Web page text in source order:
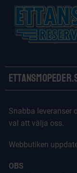
Snabba leveranser
val att välja oss.
Webbutiken
OBS